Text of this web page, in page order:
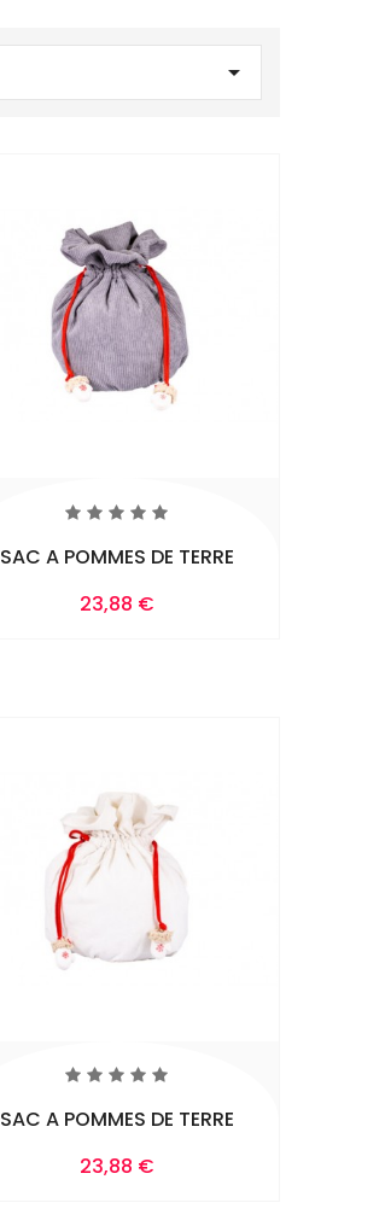

SAC A POMMES DE TERRE
Prix
23,88 €
Ajouter Au
SAC A POMMES DE TERRE
Prix
23,88 €
Ajouter Au